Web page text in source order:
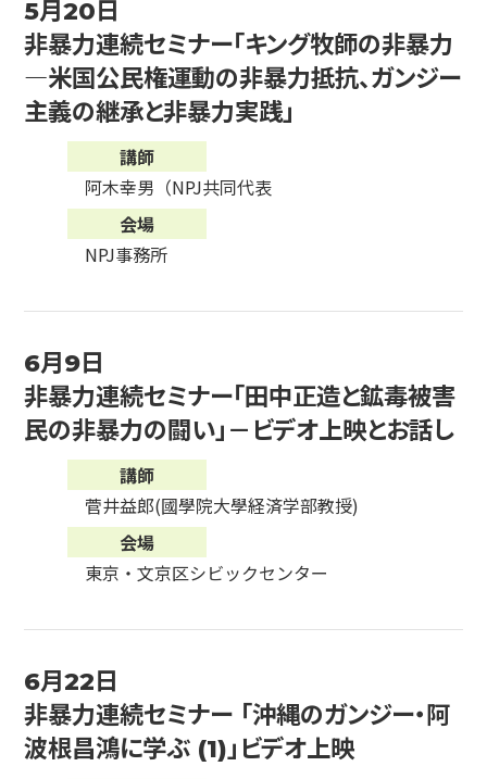
5月20日
非暴力連続セミナー「キング牧師の非暴力
―米国公民権運動の非暴力抵抗、ガンジー
主義の継承と非暴力実践」
講師
阿木幸男（NPJ共同代表
会場
NPJ事務所
6月9日
非暴力連続セミナー「田中正造と鉱毒被害
民の非暴力の闘い」－ビデオ上映とお話し
講師
菅井益郎(國學院大學経済学部教授)
会場
東京・文京区シビックセンター
6月22日
非暴力連続セミナー 「沖縄のガンジー・阿
波根昌鴻に学ぶ (1)」ビデオ上映